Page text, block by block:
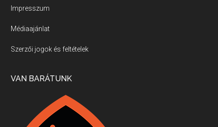
Villány, kékfrankos, Jackfall
Apr 17, 2026 • 00:35:38
Boston, teadélután, bab és homár
Apr 9, 2026 • 00:37:17
Impresszum
Médiaajánlat
Szerzői jogok és feltételek
VAN BARÁTUNK